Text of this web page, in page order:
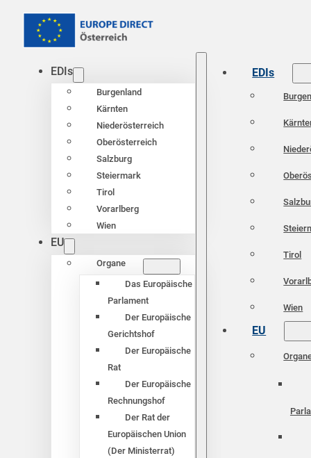
EDIs
Burgenland
Kärnten
Niederösterreich
Oberösterreich
Salzburg
Steiermark
Tirol
Vorarlberg
Wien
EU
Organe
Das Europäische
Parlament
Der Europäische
Gerichtshof
Der Europäische
Rat
Der Europäische
Rechnungshof
Der Rat der
Europäischen Union
(Der Ministerrat)
EDIs
Tirol
Wien
EU